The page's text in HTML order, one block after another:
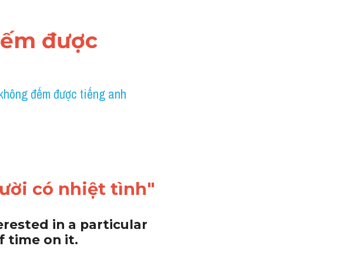
được
đếm được tiếng anh
có nhiệt tình"
in a particular
time on it.